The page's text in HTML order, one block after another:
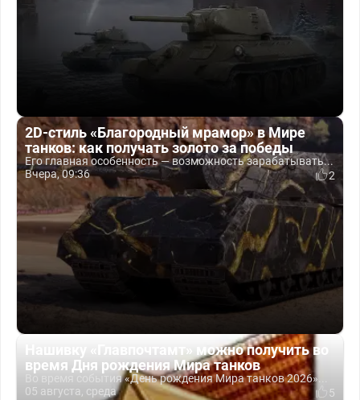
2D-стиль «Благородный мрамор» в Мире
танков: как получать золото за победы
Его главная особенность — возможность зарабатывать...
Вчера, 09:36
2
Нашивку «Главпочтамт» можно получить во
время Дня рождения Мира танков
Во время события «День рождения Мира танков 2026»...
05 августа, среда
5